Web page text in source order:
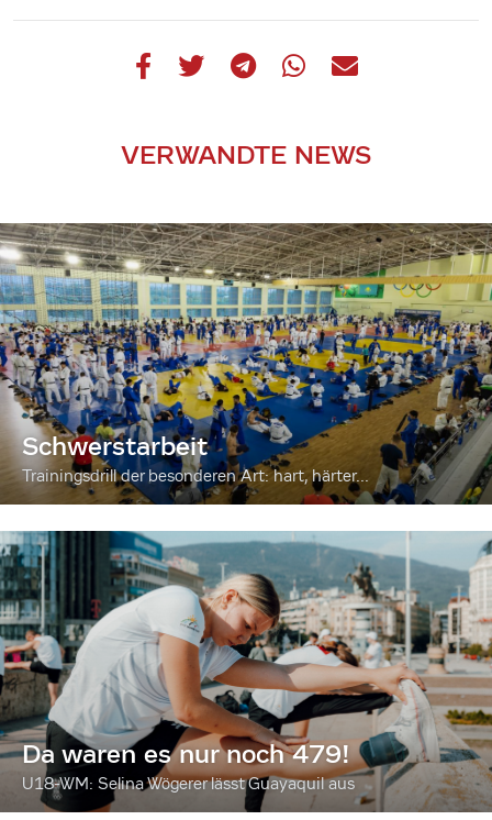
VERWANDTE NEWS
Schwerstarbeit
Trainingsdrill der besonderen Art: hart, härter...
Da waren es nur noch 479!
U18-WM: Selina Wögerer lässt Guayaquil aus